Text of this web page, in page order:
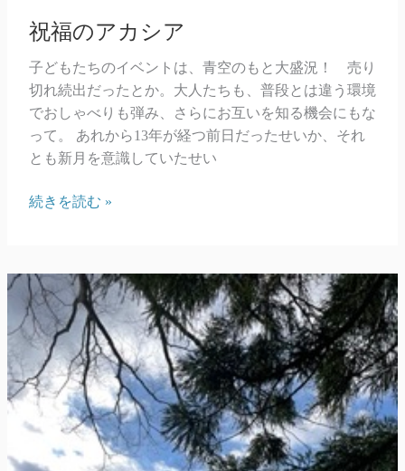
祝福のアカシア
子どもたちのイベントは、青空のもと大盛況！ 売り
切れ続出だったとか。大人たちも、普段とは違う環境
でおしゃべりも弾み、さらにお互いを知る機会にもな
って。 あれから13年が経つ前日だったせいか、それ
とも新月を意識していたせい
祝
カ
シ
ア
続きを読む »